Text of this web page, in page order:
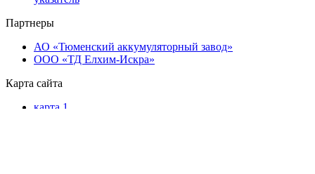
Партнеры
АО «Тюменский аккумуляторный завод»
ООО «ТД Елхим-Искра»
Карта сайта
карта 1